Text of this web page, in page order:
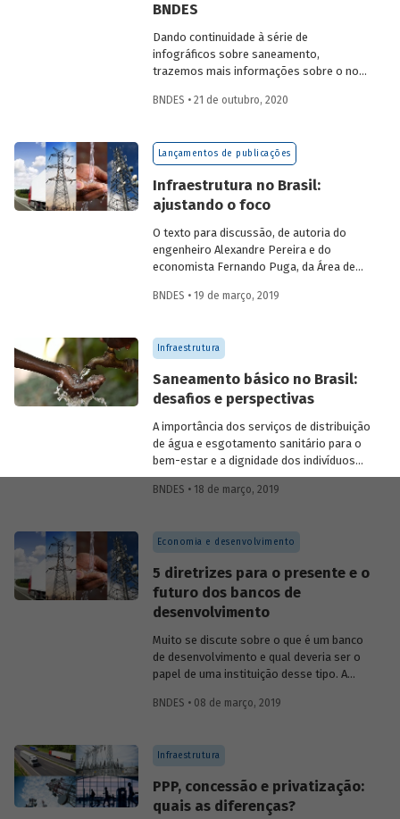
BNDES
Dando continuidade à série de
infográficos sobre saneamento,
trazemos mais informações sobre o novo
aprovado este ano, e sobre a contribuição
melhorar a qualidades dos serviços no
país.
BNDES • 21 de outubro, 2020
Lançamentos de publicações
Infraestrutura no Brasil:
ajustando o foco
O texto para discussão, de autoria do
engenheiro Alexandre Pereira e do
economista Fernando Puga, da Área de
trará um debate sobre as dificuldades e
apontando oportunidades de melhoria e
expansão nos setores de saneamento,
logística, energia elétrica e
telecomunicações. Leia a introdução do
texto, que será lançado em breve.
BNDES • 19 de março, 2019
Infraestrutura
Saneamento básico no Brasil:
desafios e perspectivas
A importância dos serviços de distribuição
de água e esgotamento sanitário para o
bem-estar e a dignidade dos indivíduos
foi expressa de maneira exemplar no
reconhecimento (na Resolução 64/292, de
Nações Unidas (ONU), do “direito à água
humano essencial ao pleno gozo da vida
e de todos os direitos humanos” (UNGA,
2010, tradução livre).
BNDES • 18 de março, 2019
Economia e desenvolvimento
5 diretrizes para o presente e o
futuro dos bancos de
desenvolvimento
Muito se discute sobre o que é um banco
de desenvolvimento e qual deveria ser o
papel de uma instituição desse tipo. A
a atuação de 9 destas entidades, em
ajudam a (re)definir o papel dos bancos e
na atualidade e no futuro próximo. A
seguir, listamos 5 diretrizes que vem
BNDES • 08 de março, 2019
Infraestrutura
PPP, concessão e privatização:
quais as diferenças?